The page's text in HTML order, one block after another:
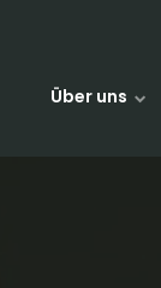
Über uns